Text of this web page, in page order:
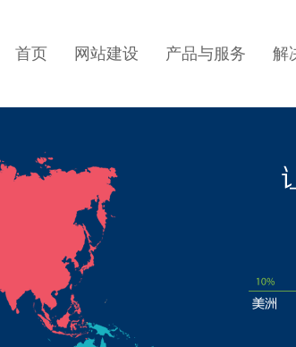
首页 网站建设 产品与服务 解